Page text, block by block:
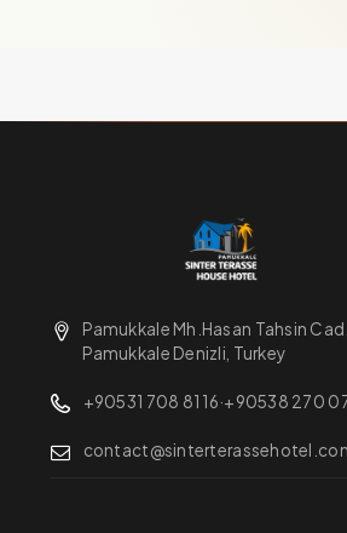
Pamukkale Mh.Hasan Tahsin
Pamukkale Denizli, Turkey
+90531 708 81 16·+90538 270